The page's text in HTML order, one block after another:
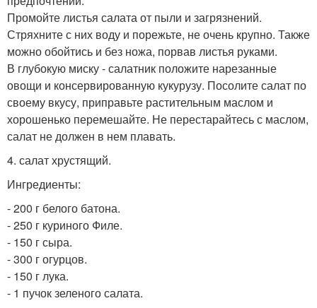
Промойте листья салата от пыли и загрязнений.
Стряхните с них воду и порежьте, не очень крупно. Также
можно обойтись и без ножа, порвав листья руками.
В глубокую миску - салатник положите нарезанные
овощи и консервированную кукурузу. Посолите салат по
своему вкусу, приправьте растительным маслом и
хорошенько перемешайте. Не перестарайтесь с маслом,
салат не должен в нем плавать.
4. салат хрустящий.
Ингредиенты:
- 200 г белого батона.
- 250 г куриного Филе.
- 150 г сыра.
- 300 г огурцов.
- 150 г лука.
- 1 пучок зеленого салата.